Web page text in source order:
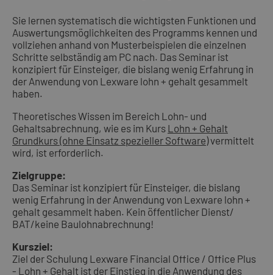
Sie lernen systematisch die wichtigsten Funktionen und
Auswertungsmöglichkeiten des Programms kennen und
vollziehen anhand von Musterbeispielen die einzelnen
Schritte selbständig am PC nach. Das Seminar ist
konzipiert für Einsteiger, die bislang wenig Erfahrung in
der Anwendung von Lexware lohn + gehalt gesammelt
haben.
Theoretisches Wissen im Bereich Lohn- und
Gehaltsabrechnung, wie es im Kurs Lohn + Gehalt
Grundkurs (ohne Einsatz spezieller Software)vermittelt
wird, ist erforderlich.
Zielgruppe:
Das Seminar ist konzipiert für Einsteiger, die bislang
wenig Erfahrung in der Anwendung von Lexware lohn +
gehalt gesammelt haben. Kein öffentlicher Dienst/
BAT/keine Baulohnabrechnung!
Kursziel:
Ziel der Schulung Lexware Financial Office / Office Plus
- Lohn + Gehalt ist der Einstieg in die Anwendung des